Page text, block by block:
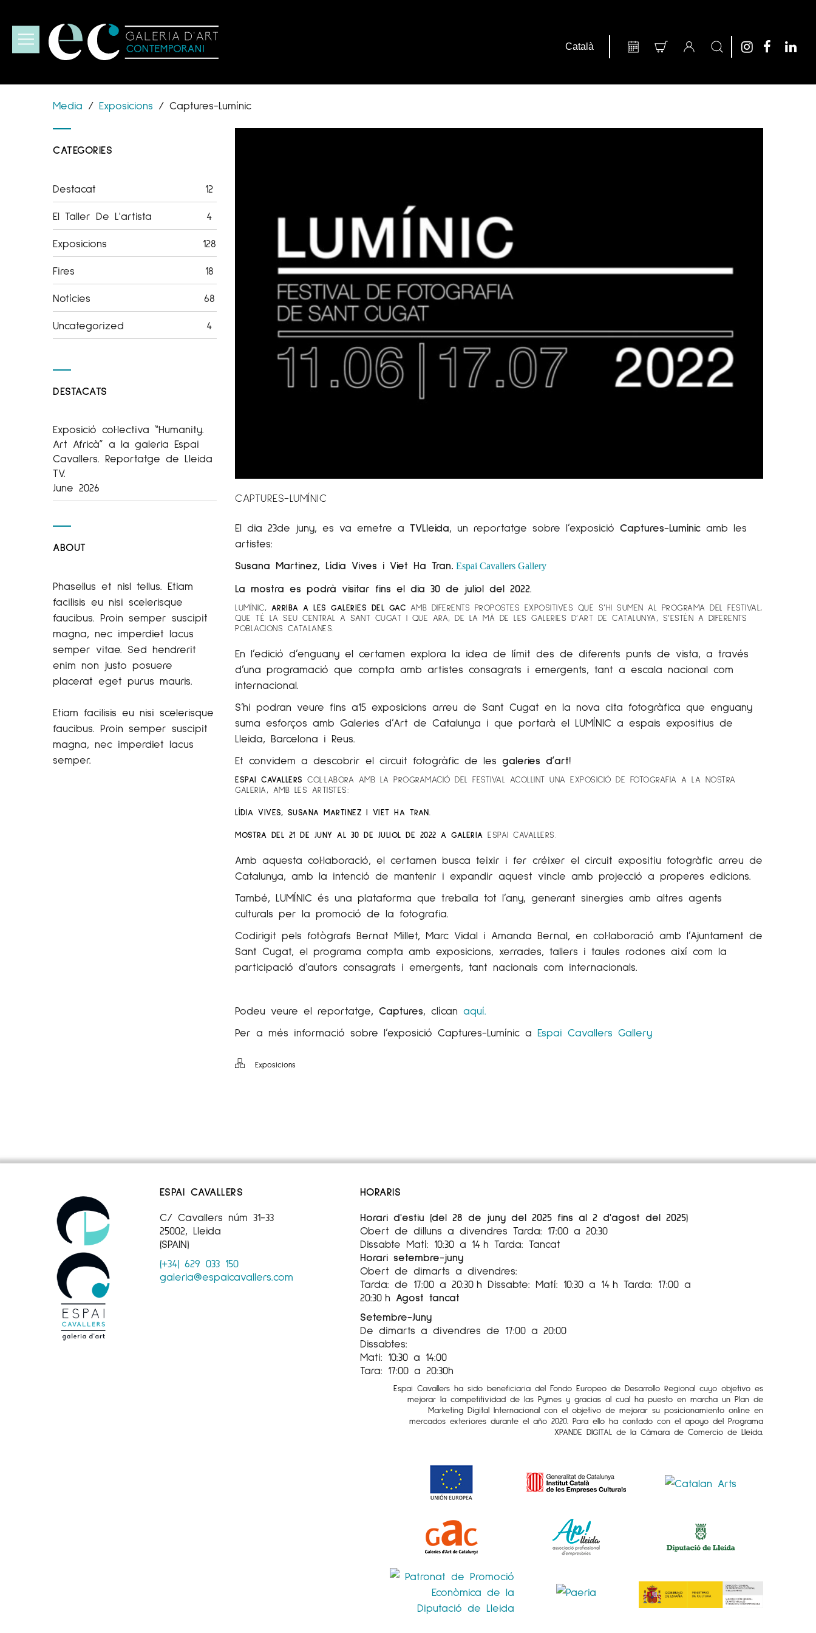
Media / Exposicions / Captures-Lumínic
CAPTURES-LUMÍNIC
El dia 23de juny, es va emetre a TVLleida, un reportatge sobre l’exposició Captures-Lumínic amb les
artistes:
Susana Martinez, Lídia Vives i Viet Ha Tran. Espai Cavallers Gallery
La mostra es podrà visitar fins el dia 30 de juliol del 2022.
LUMÍNIC, ARRIBA A LES GALERIES DEL GAC AMB DIFERENTS PROPOSTES EXPOSITIVES QUE S’HI SUMEN AL PROGRAMA DEL FESTIVAL,
QUE TÉ LA SEU CENTRAL A SANT CUGAT I QUE ARA, DE LA MÀ DE LES GALERIES D’ART DE CATALUNYA, S’ESTÉN A DIFERENTS
POBLACIONS CATALANES.
En l’edició d’enguany el certamen explora la idea de límit des de diferents punts de vista, a través
d’una programació que compta amb artistes consagrats i emergents, tant a escala nacional com
internacional.
S’hi podran veure fins a15 exposicions arreu de Sant Cugat en la nova cita fotogràfica que enguany
suma esforços amb Galeries d’Art de Catalunya i que portarà el LUMÍNIC a espais expositius de
Lleida, Barcelona i Reus.
Et convidem a descobrir el circuit fotogràfic de les galeries d’art!
ESPAI CAVALLERS COL·LABORA AMB LA PROGRAMACIÓ DEL FESTIVAL ACOLLINT UNA EXPOSICIÓ DE FOTOGRAFIA A LA NOSTRA
GALERIA, AMB LES ARTISTES:
LÍDIA VIVES, SUSANA MARTINEZ I VIET HA TRAN.
MOSTRA DEL 21 DE JUNY AL 30 DE JULIOL DE 2022 A GALERIA ESPAI CAVALLERS
Amb aquesta col·laboració, el certamen busca teixir i fer créixer el circuit expositiu fotogràfic arreu de
Catalunya, amb la intenció de mantenir i expandir aquest vincle amb projecció a properes edicions.
També, LUMÍNIC és una plataforma que treballa tot l’any, generant sinergies amb altres agents
culturals per la promoció de la fotografia.
Codirigit pels fotògrafs Bernat Millet, Marc Vidal i Amanda Bernal, en col·laboració amb l’Ajuntament de
Sant Cugat, el programa compta amb exposicions, xerrades, tallers i taules rodones així com la
participació d’autors consagrats i emergents, tant nacionals com internacionals.
Podeu veure el reportatge, Captures, clícan aquí.
Per a més informació sobre l’exposició Captures-Lumínic a Espai Cavallers Gallery
Exposicions
CATEGORIES
Destacat 12
El Taller De L'artista 4
Exposicions 128
Fires 18
Notícies 68
Uncategorized 4
DESTACATS
Exposició col·lectiva “Humanity.
Art Africà” a la galeria Espai
Cavallers. Reportatge de Lleida
TV.
June 2026
ABOUT
Phasellus et nisl tellus. Etiam
facilisis eu nisi scelerisque
faucibus. Proin semper suscipit
magna, nec imperdiet lacus
semper vitae. Sed hendrerit
enim non justo posuere
placerat eget purus mauris.
Etiam facilisis eu nisi scelerisque
faucibus. Proin semper suscipit
magna, nec imperdiet lacus
semper.
ESPAI CAVALLERS
C/ Cavallers núm 31-33
25002, Lleida
(SPAIN)
(+34) 629 033 150
galeria@espaicavallers.com
HORARIS
Horari d'estiu (del 28 de juny del 2025 fins al 2 d'agost del 2025)
Obert de dilluns a divendres Tarda: 17:00 a 20:30
Dissabte Matí: 10:30 a 14 h Tarda: Tancat
Horari setembre-juny
Obert de dimarts a divendres:
Tarda: de 17:00 a 20:30 h Dissabte: Matí: 10:30 a 14 h Tarda: 17:00 a
20:30 h Agost tancat
Setembre-Juny
De dimarts a divendres de 17:00 a 20:00
Dissabtes:
Mati: 10:30 a 14:00
Tara: 17:00 a 20:30h
Espai Cavallers ha sido beneficiaria del Fondo Europeo de Desarrollo Regional cuyo objetivo es
mejorar la competitividad de las Pymes y gracias al cual ha puesto en marcha un Plan de
Marketing Digital Internacional con el objetivo de mejorar su posicionamiento online en
mercados exteriores durante el año 2020. Para ello ha contado con el apoyo del Programa
XPANDE DIGITAL de la Cámara de Comercio de Lleida.